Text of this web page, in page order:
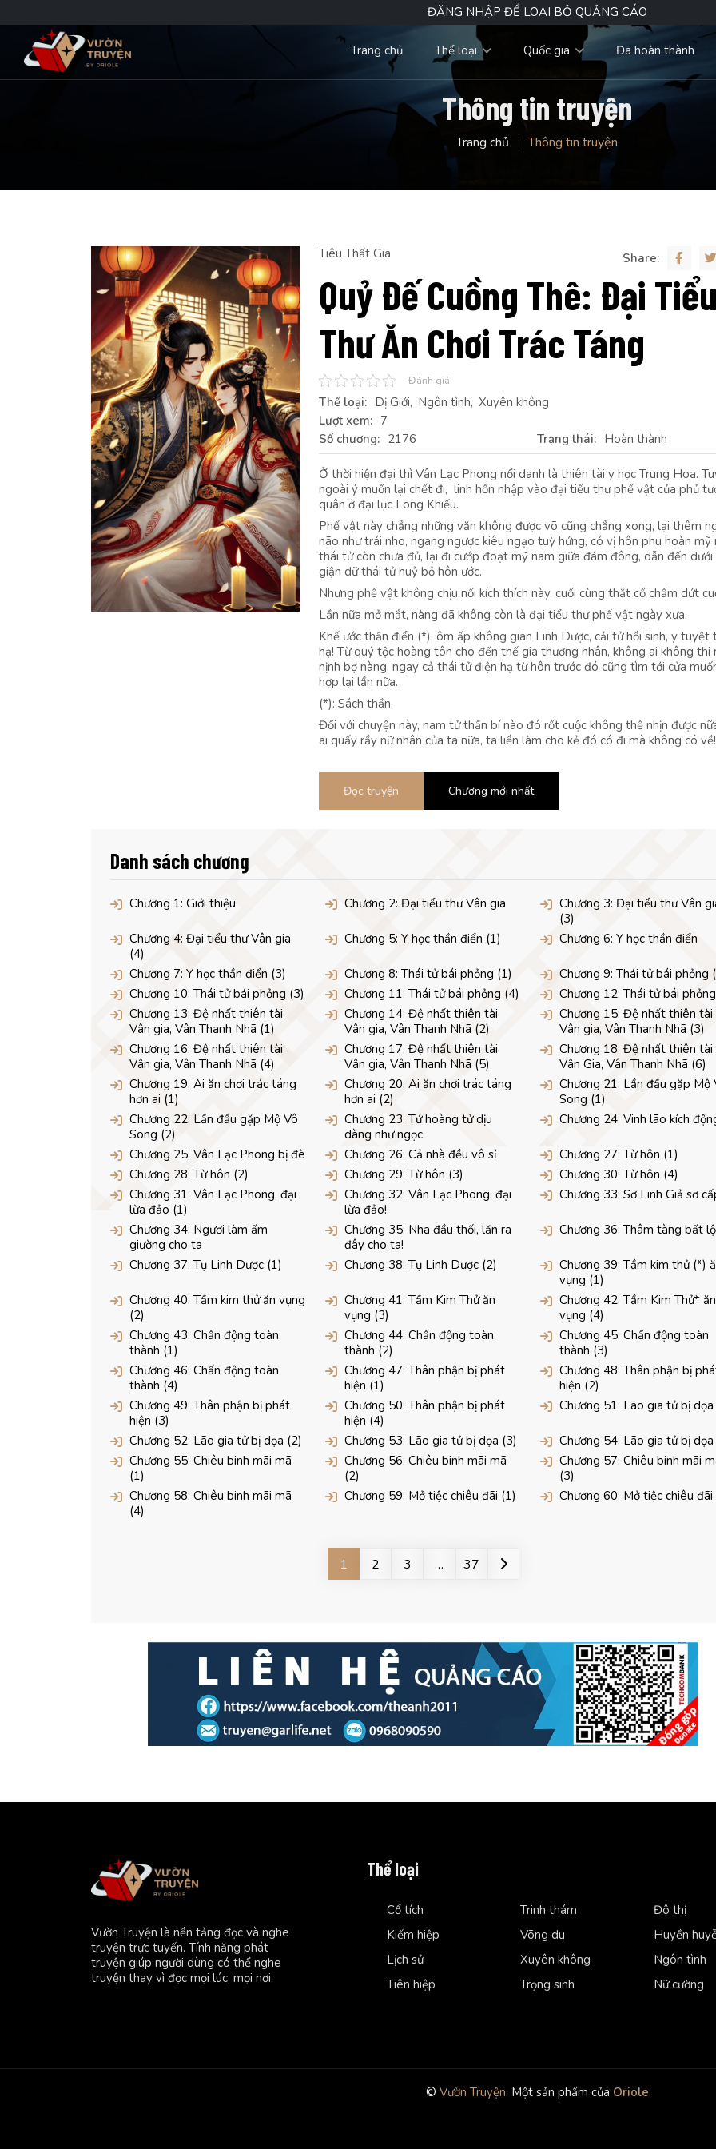
ĐĂNG NHẬP ĐỂ LOẠI BỎ QUẢNG CÁO
Trang chủ Thể loại Quốc gia Đã hoàn thành
Thông tin truyện
Trang chủ Thông tin truyện
Tiêu Thất Gia Share:
Quỷ Đế Cuồng Thê: Đại Tiểu
Thư Ăn Chơi Trác Táng
Đánh giá
Thể loại: Dị Giới Ngôn tình Xuyên không
Lượt xem: 7
Số chương: 2176 Trạng thái: Hoàn thành
Ở thời hiện đại thì Vân Lạc Phong nổi danh là thiên tài y học Trung Hoa.
ngoài ý muốn lại chết đi, linh hồn nhập vào đại tiểu thư phế vật của phủ
quân ở đại lục Long Khiếu.
Phế vật này chẳng những văn không được võ cũng chẳng xong, lại thêm
não như trái nho, ngang ngược kiêu ngạo tuỳ hứng, có vị hôn phu hoàn mỹ
thái tử còn chưa đủ, lại đi cướp đoạt mỹ nam giữa đám đông, dẫn đến dưới
giận dữ thái tử huỷ bỏ hôn ước.
Nhưng phế vật không chịu nổi kích thích này, cuối cùng thắt cổ chấm dứt
Lần nữa mở mắt, nàng đã không còn là đại tiểu thư phế vật ngày xưa.
Khế ước thần điển (*), ôm ấp không gian Linh Dược, cải tử hồi sinh, y tuyệt
hạ! Từ quý tộc hoàng tôn cho đến thế gia thương nhân, không ai không thi
nịnh bợ nàng, ngay cả thái tử điện hạ từ hôn trước đó cũng tìm tới cửa
hợp lại lần nữa.
(*): Sách thần.
Đối với chuyện này, nam tử thần bí nào đó rốt cuộc không thể nhịn được
ai quấy rầy nữ nhân của ta nữa, ta liền làm cho kẻ đó có đi mà không có
Đọc truyện Chương mới nhất
Danh sách chương
Chương 1: Giới thiệu Chương 2: Đại tiểu thư Vân gia
Chương 3: Đại tiểu thư Vân
(3)
Chương 4: Đại tiểu thư Vân gia
(4)
Chương 5: Y học thần điển (1) Chương 6: Y học thần điển
Chương 7: Y học thần điển (3) Chương 8: Thái tử bái phỏng (1)
Chương 9: Thái tử bái phỏng
Chương 10: Thái tử bái phỏng (3)
Chương 11: Thái tử bái phỏng (4)
Chương 12: Thái tử bái
Chương 13: Đệ nhất thiên tài
Vân gia, Vân Thanh Nhã (1)
Chương 14: Đệ nhất thiên tài
Vân gia, Vân Thanh Nhã (2)
Chương 15: Đệ nhất thiên tài
Vân gia, Vân Thanh Nhã (3)
Chương 16: Đệ nhất thiên tài
Vân gia, Vân Thanh Nhã (4)
Chương 17: Đệ nhất thiên tài
Vân gia, Vân Thanh Nhã (5)
Chương 18: Đệ nhất thiên tài
Vân Gia, Vân Thanh Nhã (6)
Chương 19: Ai ăn chơi trác táng
hơn ai (1)
Chương 20: Ai ăn chơi trác táng
hơn ai (2)
Chương 21: Lần đầu gặp Mộ
Song (1)
Chương 22: Lần đầu gặp Mộ Vô
Song (2)
Chương 23: Tứ hoàng tử dịu
dàng như ngọc
Chương 24: Vinh lão kích
Chương 25: Vân Lạc Phong bị đè Chương 26: Cả nhà đều vô sỉ
Chương 27: Từ hôn (1)
Chương 28: Từ hôn (2)
Chương 29: Từ hôn (3)
Chương 30: Từ hôn (4)
Chương 31: Vân Lạc Phong, đại
lừa đảo (1)
Chương 32: Vân Lạc Phong, đại
lừa đảo!
Chương 33: Sơ Linh Giả sơ
Chương 34: Ngươi làm ấm
giường cho ta
Chương 35: Nha đầu thối, lăn ra
đây cho ta!
Chương 36: Thâm tàng bất lộ
Chương 37: Tụ Linh Dược (1) Chương 38: Tụ Linh Dược (2)
Chương 39: Tầm kim thử (*)
vụng (1)
Chương 40: Tầm kim thử ăn vụng
(2)
Chương 41: Tầm Kim Thử ăn
vụng (3)
Chương 42: Tầm Kim Thử* ăn
vụng (4)
Chương 43: Chấn động toàn
thành (1)
Chương 44: Chấn động toàn
thành (2)
Chương 45: Chấn động toàn
thành (3)
Chương 46: Chấn động toàn
thành (4)
Chương 47: Thân phận bị phát
hiện (1)
Chương 48: Thân phận bị
hiện (2)
Chương 49: Thân phận bị phát
hiện (3)
Chương 50: Thân phận bị phát
hiện (4)
Chương 51: Lão gia tử bị dọa
Chương 52: Lão gia tử bị dọa (2) Chương 53: Lão gia tử bị dọa (3)
Chương 54: Lão gia tử bị dọa
Chương 55: Chiêu binh mãi mã
(1)
Chương 56: Chiêu binh mãi mã
(2)
Chương 57: Chiêu binh mãi
(3)
Chương 58: Chiêu binh mãi mã
(4)
Chương 59: Mở tiệc chiêu đãi (1) Chương 60: Mở tiệc chiêu đãi
1 2 3 … 37
Vườn Truyện là nền tảng đọc và nghe
truyện trực tuyến. Tính năng phát
truyện giúp người dùng có thể nghe
truyện thay vì đọc mọi lúc, mọi nơi.
Thể loại
Cổ tích
Kiếm hiệp
Lịch sử
Tiên hiệp
Trinh thám
Võng du
Xuyên không
Trọng sinh
Đô thị
Huyền
Ngôn tình
Nữ cường
© Vườn Truyện. Một sản phẩm của Oriole